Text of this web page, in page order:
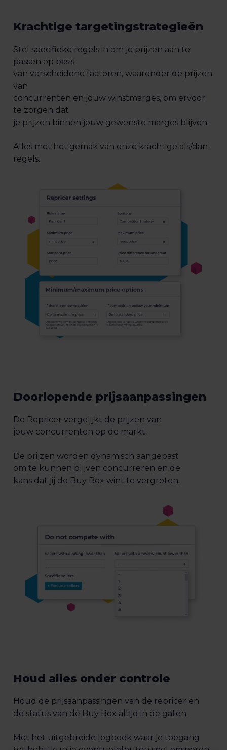
Krachtige targetingstrategieën
Stel specifieke regels in om je prijzen aan te
passen op basis
van verscheidene factoren, waaronder de prijzen
van
concurrenten en jouw winstmarges, om ervoor
te zorgen dat
je prijzen binnen jouw gewenste marges blijven.
Alles met het gemak van onze krachtige als/dan-
regels.
Doorlopende prijsaanpassingen
De Repricer vergelijkt de prijzen van
jouw concurrenten op de markt.
De prijzen worden dynamisch aangepast
om te kunnen blijven concurreren en de
kans dat jij de Buy Box wint te vergroten.
Houd alles onder controle
Houd de prijsaanpassingen van de repricer en
de status van de Buy Box altijd in de gaten.
Met het uitgebreide logboek waar je toegang